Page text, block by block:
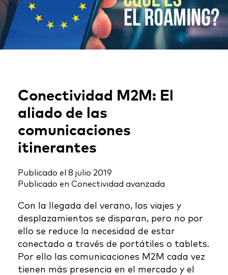
Conectividad M2M: El
aliado de las
comunicaciones
itinerantes
Publicado el 8 julio 2019
Publicado en Conectividad avanzada
Con la llegada del verano, los viajes y
desplazamientos se disparan, pero no por
ello se reduce la necesidad de estar
conectado a través de portátiles o tablets.
Por ello las comunicaciones M2M cada vez
tienen más presencia en el mercado y el